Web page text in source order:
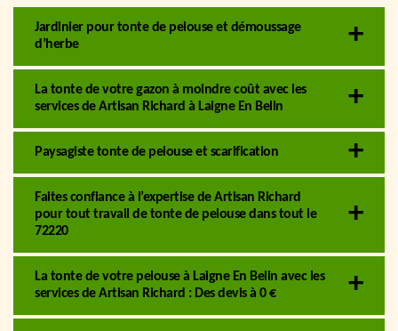
Jardinier pour tonte de pelouse et démoussage
d’herbe
La tonte de votre gazon à moindre coût avec les
services de Artisan Richard à Laigne En Belin
Paysagiste tonte de pelouse et scarification
Faites confiance à l’expertise de Artisan Richard
pour tout travail de tonte de pelouse dans tout le
72220
La tonte de votre pelouse à Laigne En Belin avec les
services de Artisan Richard : Des devis à 0 €